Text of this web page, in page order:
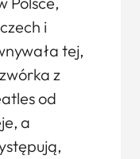
i
tej,
z
od
a